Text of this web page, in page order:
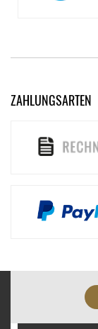
ZAHLUNGSARTEN